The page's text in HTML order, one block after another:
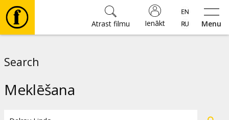
Menu
Ienākt
Atrast filmu
Search
Meklēšana